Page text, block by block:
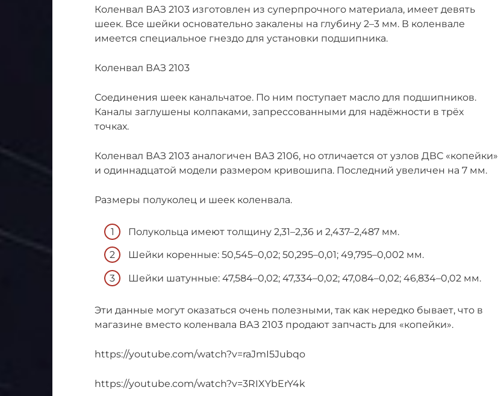
Коленвал ВАЗ 2103 изготовлен из суперпрочного материала, имеет девять
шеек. Все шейки основательно закалены на глубину 2–3 мм. В коленвале
имеется специальное гнездо для установки подшипника.
Коленвал ВАЗ 2103
Соединения шеек канальчатое. По ним поступает масло для подшипников.
Каналы заглушены колпаками, запрессованными для надёжности в трёх
точках.
Коленвал ВАЗ 2103 аналогичен ВАЗ 2106, но отличается от узлов ДВС «копейки»
и одиннадцатой модели размером кривошипа. Последний увеличен на 7 мм.
Размеры полуколец и шеек коленвала.
Полукольца имеют толщину 2,31–2,36 и 2,437–2,487 мм.
Шейки коренные: 50,545–0,02; 50,295–0,01; 49,795–0,002 мм.
Шейки шатунные: 47,584–0,02; 47,334–0,02; 47,084–0,02; 46,834–0,02 мм.
Эти данные могут оказаться очень полезными, так как нередко бывает, что в
магазине вместо коленвала ВАЗ 2103 продают запчасть для «копейки».
https://youtube.com/watch?v=raJmI5Jubqo
https://youtube.com/watch?v=3RIXYbErY4k